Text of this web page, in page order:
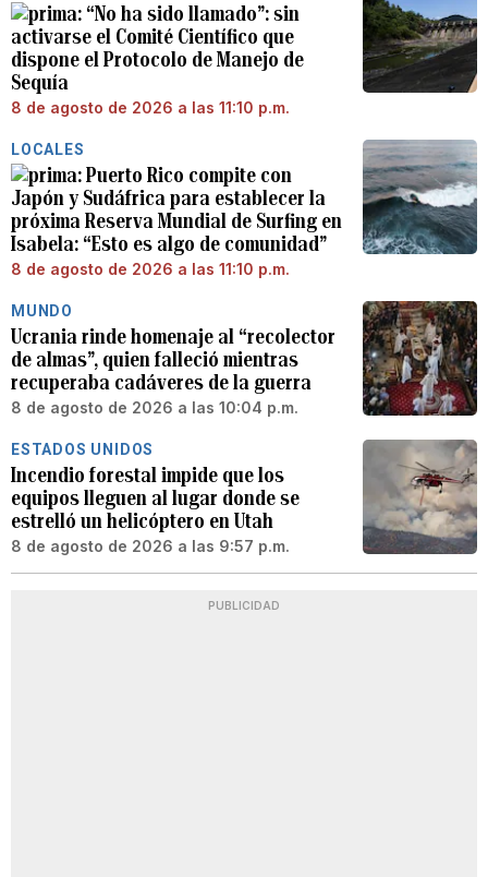
“No ha sido llamado”: sin
activarse el Comité Científico que
dispone el Protocolo de Manejo de
Sequía
8 de agosto de 2026 a las 11:10 p.m.
LOCALES
Puerto Rico compite con
Japón y Sudáfrica para establecer la
próxima Reserva Mundial de Surfing en
Isabela: “Esto es algo de comunidad”
8 de agosto de 2026 a las 11:10 p.m.
MUNDO
Ucrania rinde homenaje al “recolector
de almas”, quien falleció mientras
recuperaba cadáveres de la guerra
8 de agosto de 2026 a las 10:04 p.m.
ESTADOS UNIDOS
Incendio forestal impide que los
equipos lleguen al lugar donde se
estrelló un helicóptero en Utah
8 de agosto de 2026 a las 9:57 p.m.
PUBLICIDAD